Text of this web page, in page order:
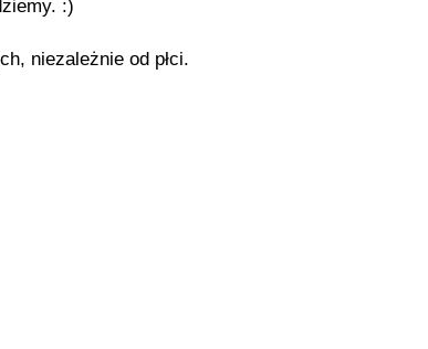
:)
niezależnie od płci.